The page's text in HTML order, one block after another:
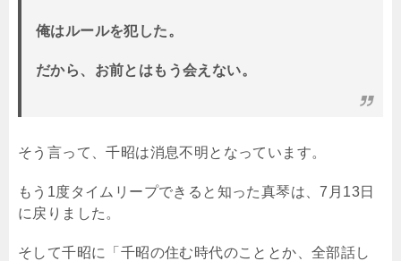
俺はルールを犯した。
だから、お前とはもう会えない。
そう言って、千昭は消息不明となっています。
もう1度タイムリープできると知った真琴は、7月13日
に戻りました。
そして千昭に「千昭の住む時代のこととか、全部話し